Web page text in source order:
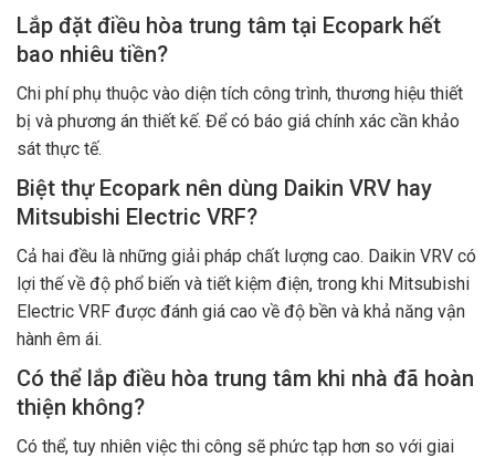
Lắp đặt điều hòa trung tâm tại Ecopark hết
bao nhiêu tiền?
Chi phí phụ thuộc vào diện tích công trình, thương hiệu thiết
bị và phương án thiết kế. Để có báo giá chính xác cần khảo
sát thực tế.
Biệt thự Ecopark nên dùng Daikin VRV hay
Mitsubishi Electric VRF?
Cả hai đều là những giải pháp chất lượng cao. Daikin VRV có
lợi thế về độ phổ biến và tiết kiệm điện, trong khi Mitsubishi
Electric VRF được đánh giá cao về độ bền và khả năng vận
hành êm ái.
Có thể lắp điều hòa trung tâm khi nhà đã hoàn
thiện không?
Có thể, tuy nhiên việc thi công sẽ phức tạp hơn so với giai